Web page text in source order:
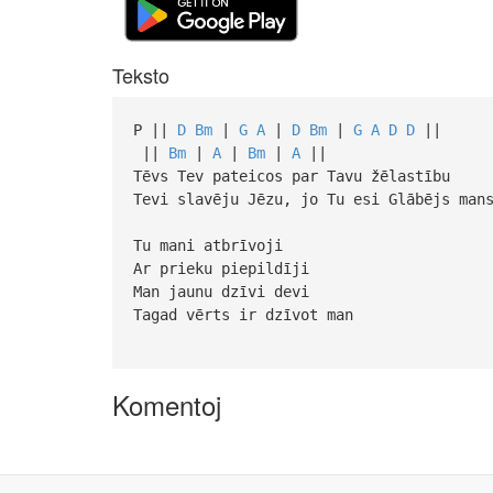
Teksto
P || D Bm| G A| D Bm| G A D D||
|| Bm| A| Bm| A||
Tēvs Tev pateicos par Tavu žēlastību
Tevi slavēju Jēzu, jo Tu esi Glābējs mans
Tu mani atbrīvoji
Ar prieku piepildīji
Man jaunu dzīvi devi
Tagad vērts ir dzīvot man
Komentoj